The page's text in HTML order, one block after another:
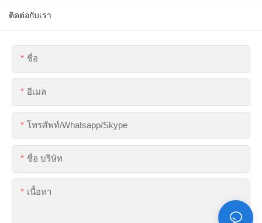
ติดต่อกับเรา
ชื่อ
อีเมล
โทรศัพท์/whatsapp/skype
ชื่อ บริษัท
เนื้อหา